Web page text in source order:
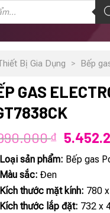
Bị Gia Dụng > Bếp
GAS
₫
Giá
gốc
là:
Loại sản phẩm: Bếp gas
Màu sắc: Đen
Kích thước mặt kính: 780
Kích thước lắp đặt: 732 x